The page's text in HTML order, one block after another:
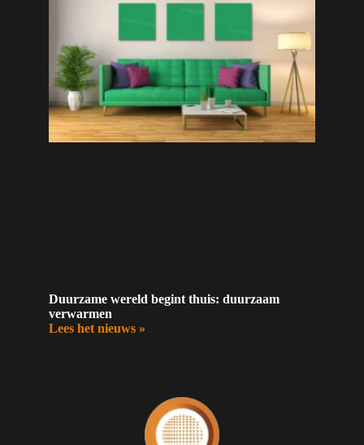
Duurzame wereld begint thuis: duurzaam
verwarmen
Lees het nieuws »